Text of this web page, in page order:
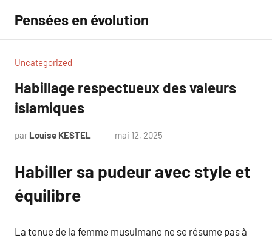
contenu
Pensées en évolution
Uncategorized
Habillage respectueux des valeurs
islamiques
par Louise KESTEL mai 12, 2025
Habiller sa pudeur avec style et
équilibre
La tenue de la femme musulmane ne se résume pas à